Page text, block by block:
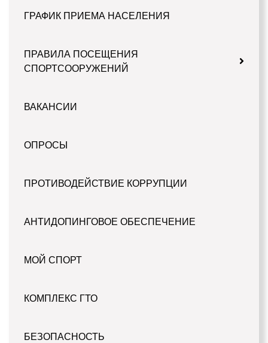
ГРАФИК ПРИЕМА НАСЕЛЕНИЯ
ПРАВИЛА ПОСЕЩЕНИЯ
СПОРТСООРУЖЕНИЙ
ВАКАНСИИ
ОПРОСЫ
ПРОТИВОДЕЙСТВИЕ КОРРУПЦИИ
АНТИДОПИНГОВОЕ ОБЕСПЕЧЕНИЕ
МОЙ СПОРТ
КОМПЛЕКС ГТО
БЕЗОПАСНОСТЬ